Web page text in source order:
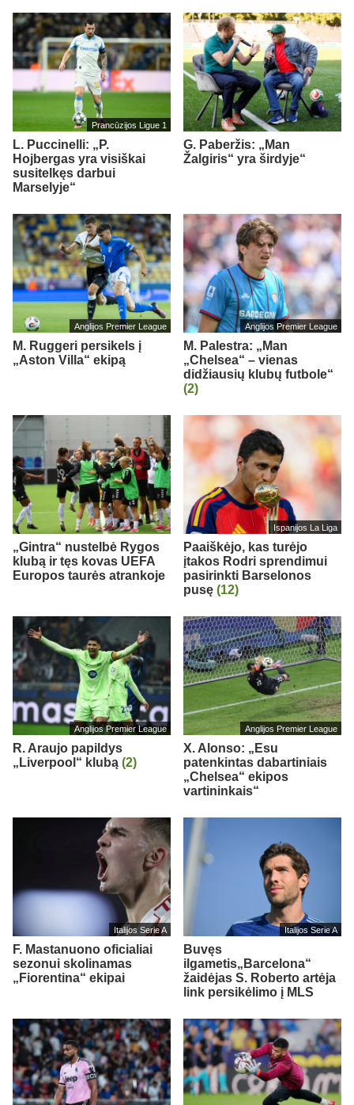
Prancūzijos Ligue 1
L. Puccinelli: „P.
Hojbergas yra visiškai
susitelkęs darbui
Marselyje“
G. Paberžis: „Man
Žalgiris“ yra širdyje“
Anglijos Premier League
M. Ruggeri persikels į
„Aston Villa“ ekipą
Anglijos Premier League
M. Palestra: „Man
„Chelsea“ – vienas
didžiausių klubų futbole“
(2)
„Gintra“ nustelbė Rygos
klubą ir tęs kovas UEFA
Europos taurės atrankoje
Ispanijos La Liga
Paaiškėjo, kas turėjo
įtakos Rodri sprendimui
pasirinkti Barselonos
pusę (12)
Anglijos Premier League
R. Araujo papildys
„Liverpool“ klubą (2)
Anglijos Premier League
X. Alonso: „Esu
patenkintas dabartiniais
„Chelsea“ ekipos
vartininkais“
Italijos Serie A
F. Mastanuono oficialiai
sezonui skolinamas
„Fiorentina“ ekipai
Italijos Serie A
Buvęs
ilgametis„Barcelona“
žaidėjas S. Roberto artėja
link persikėlimo į MLS